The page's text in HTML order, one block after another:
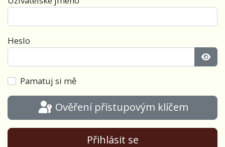
Heslo
Pamatuj si mě
Ověření přístupovým klíčem
Přihlásit se